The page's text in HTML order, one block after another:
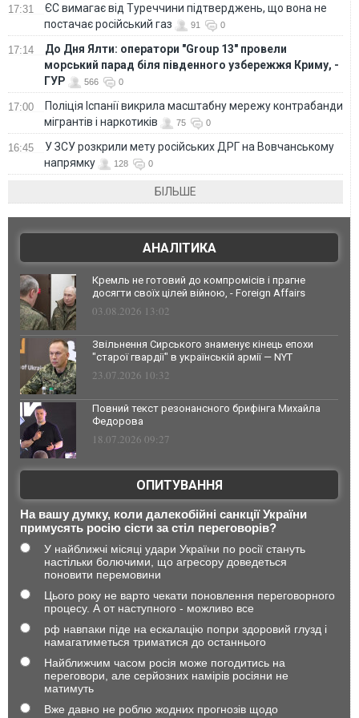
17:31
ЄС вимагає від Туреччини підтверджень, що вона не
постачає російський газ
91 0
17:14
До Дня Ялти: оператори "Group 13" провели
морський парад біля південного узбережжя Криму, -
ГУР
566 0
17:00
Поліція Іспанії викрила масштабну мережу контрабанди
мігрантів і наркотиків
75 0
16:45
У ЗСУ розкрили мету російських ДРГ на Вовчанському
напрямку
128 0
БІЛЬШЕ
АНАЛІТИКА
Кремль не готовий до компромісів і прагне
досягти своїх цілей війною, - Foreign Affairs
03.08.2026 13:02
Звільнення Сирського знаменує кінець епохи
"старої гвардії" в українській армії — NYT
23.07.2026 10:32
Повний текст резонансного брифінга Михайла
Федорова
18.07.2026 09:27
ОПИТУВАННЯ
На вашу думку, коли далекобійні санкції України
примусять росію сісти за стіл переговорів?
У найближчі місяці удари України по росії стануть
настільки болючими, що агресору доведеться
поновити перемовини
Цього року не варто чекати поновлення переговорного
процесу. А от наступного - можливо все
рф навпаки піде на ескалацію попри здоровий глузд і
намагатиметься триматися до останнього
Найближчим часом росія може погодитись на
переговори, але серйозних намірів росіяни не
матимуть
Вже давно не роблю жодних прогнозів щодо